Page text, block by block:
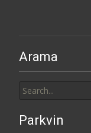
Arama
for:
Parkvin